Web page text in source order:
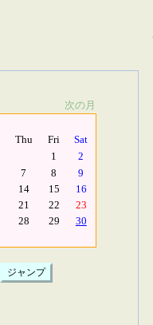
次の月
Thu Fri
Sat
1
2
7 8
9
14 15
16
21 22
23
28 29
30